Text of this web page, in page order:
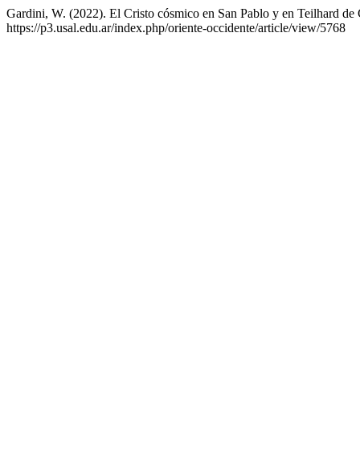
Gardini, W. (2022). El Cristo cósmico en San Pablo y en Teilhard
https://p3.usal.edu.ar/index.php/oriente-occidente/article/view/5768